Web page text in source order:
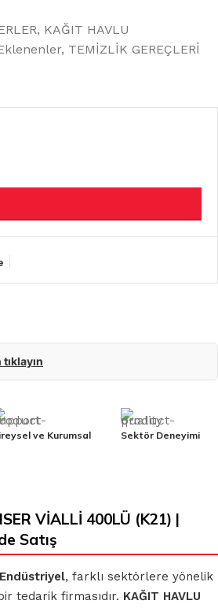
, KAĞIT HAVLU
, TEMİZLİK GEREÇLERİ
ve Kurumsal Sektör Deneyimi
VİALLİ 400LÜ (K21) |
Satış
, farklı sektörlere yönelik
tedarik firmasıdır. KAĞIT HAVLU